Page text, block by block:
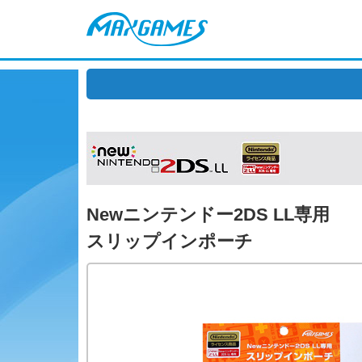
Newニンテンドー2DS LL専用
スリップインポーチ